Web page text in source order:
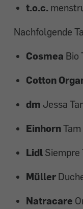
t.o.c.
Nachfolgende
Cosmea Bio
Cotton
dm Jessa
Einhorn
Lidl Siempre
Müller
Natracare